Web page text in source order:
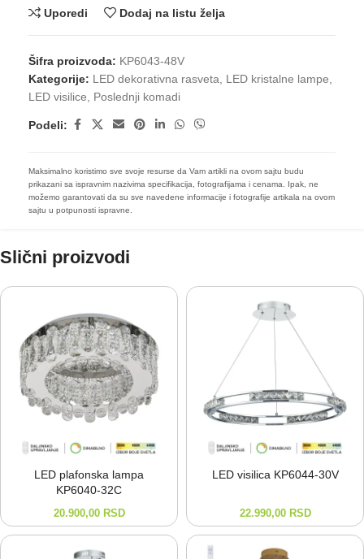
Uporedi Dodaj na listu želja
Šifra proizvoda: KP6043-48V
Kategorije: LED dekorativna rasveta LED kristalne lampe
LED visilice
Poslednji komadi
Podeli:
Maksimalno koristimo sve svoje resurse da Vam artikli na ovom sajtu budu
prikazani sa ispravnim nazivima specifikacija, fotografijama i cenama. Ipak, ne
možemo garantovati da su sve navedene informacije i fotografije artikala na ovom
sajtu u potpunosti ispravne.
Slični proizvodi
LED plafonska lampa
KP6040-⁠32C
20.900,00 RSD
LED visilica KP6044-⁠30V
22.990,00 RSD